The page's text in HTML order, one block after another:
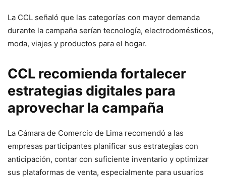
La CCL señaló que las categorías con mayor demanda
durante la campaña serían tecnología, electrodomésticos,
moda, viajes y productos para el hogar.
CCL recomienda fortalecer
estrategias digitales para
aprovechar la campaña
La Cámara de Comercio de Lima recomendó a las
empresas participantes planificar sus estrategias con
anticipación, contar con suficiente inventario y optimizar
sus plataformas de venta, especialmente para usuarios